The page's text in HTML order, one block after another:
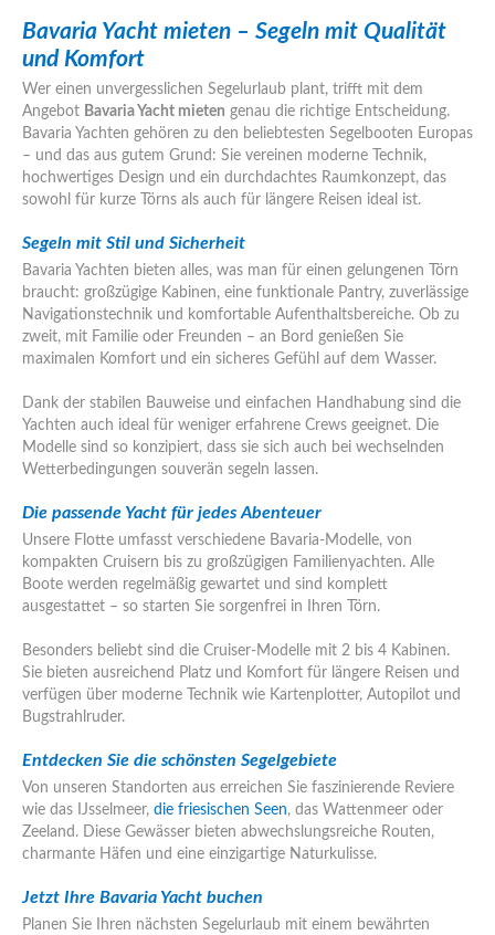
Bavaria Yacht mieten – Segeln mit Qualität
und Komfort
Wer einen unvergesslichen Segelurlaub plant, trifft mit dem
Angebot Bavaria Yacht mieten genau die richtige Entscheidung.
Bavaria Yachten gehören zu den beliebtesten Segelbooten Europas
– und das aus gutem Grund: Sie vereinen moderne Technik,
hochwertiges Design und ein durchdachtes Raumkonzept, das
sowohl für kurze Törns als auch für längere Reisen ideal ist.
Segeln mit Stil und Sicherheit
Bavaria Yachten bieten alles, was man für einen gelungenen Törn
braucht: großzügige Kabinen, eine funktionale Pantry, zuverlässige
Navigationstechnik und komfortable Aufenthaltsbereiche. Ob zu
zweit, mit Familie oder Freunden – an Bord genießen Sie
maximalen Komfort und ein sicheres Gefühl auf dem Wasser.
Dank der stabilen Bauweise und einfachen Handhabung sind die
Yachten auch ideal für weniger erfahrene Crews geeignet. Die
Modelle sind so konzipiert, dass sie sich auch bei wechselnden
Wetterbedingungen souverän segeln lassen.
Die passende Yacht für jedes Abenteuer
Unsere Flotte umfasst verschiedene Bavaria-Modelle, von
kompakten Cruisern bis zu großzügigen Familienyachten. Alle
Boote werden regelmäßig gewartet und sind komplett
ausgestattet – so starten Sie sorgenfrei in Ihren Törn.
Besonders beliebt sind die Cruiser-Modelle mit 2 bis 4 Kabinen.
Sie bieten ausreichend Platz und Komfort für längere Reisen und
verfügen über moderne Technik wie Kartenplotter, Autopilot und
Bugstrahlruder.
Entdecken Sie die schönsten Segelgebiete
Von unseren Standorten aus erreichen Sie faszinierende Reviere
wie das IJsselmeer, die friesischen Seen, das Wattenmeer oder
Zeeland. Diese Gewässer bieten abwechslungsreiche Routen,
charmante Häfen und eine einzigartige Naturkulisse.
Jetzt Ihre Bavaria Yacht buchen
Planen Sie Ihren nächsten Segelurlaub mit einem bewährten